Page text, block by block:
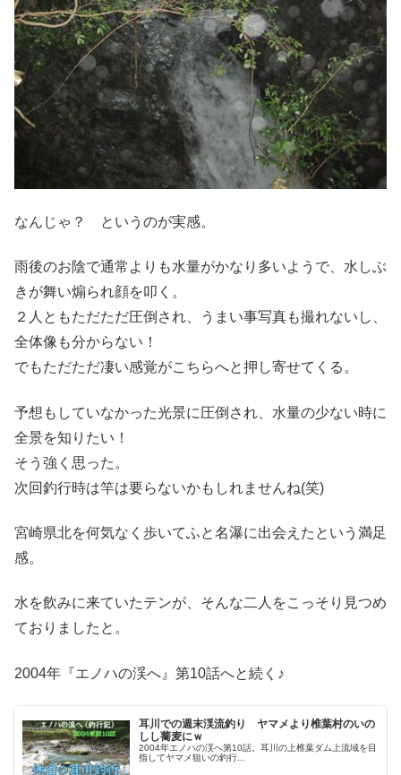
なんじゃ？ というのが実感。
雨後のお陰で通常よりも水量がかなり多いようで、水しぶ
きが舞い煽られ顔を叩く。
２人ともただただ圧倒され、うまい事写真も撮れないし、
全体像も分からない！
でもただただ凄い感覚がこちらへと押し寄せてくる。
予想もしていなかった光景に圧倒され、水量の少ない時に
全景を知りたい！
そう強く思った。
次回釣行時は竿は要らないかもしれませんね(笑)
宮崎県北を何気なく歩いてふと名瀑に出会えたという満足
感。
水を飲みに来ていたテンが、そんな二人をこっそり見つめ
ておりましたと。
2004年『エノハの渓へ』第10話へと続く♪
耳川での週末渓流釣り ヤマメより椎葉村のいの
しし蕎麦にｗ
2004年エノハの渓へ第10話。耳川の上椎葉ダム上流域を目
指してヤマメ狙いの釣行...